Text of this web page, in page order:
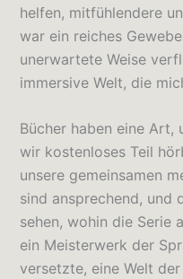
helfen, mitfühlendere
war ein reiches
unerwartete Weise
immersive Welt, die
Bücher haben eine Art,
wir kostenloses Teil
unsere gemeinsamen
sind ansprechend, und
sehen, wohin die Serie
ein Meisterwerk der
versetzte, eine Welt